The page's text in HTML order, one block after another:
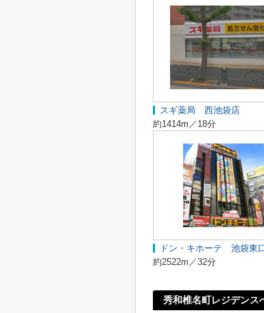
スギ薬局 西池袋店
約1414m／18分
ドン・キホーテ 池袋東
約2522m／32分
秀和椎名町レジデンス